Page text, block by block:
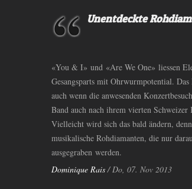
Unentdeckte
«You & I» und «Are We One» liessen
Gesangsparts mit Ohrwurmpotential.
auch wenn die anwesenden
Band auch nach ihrem vierten
Vielleicht wird sich das bald ändern,
musikalische Rohdiamanten, die nur
ausgegraben werden.
Dominique Rais/ Do, 07. Nov 2013